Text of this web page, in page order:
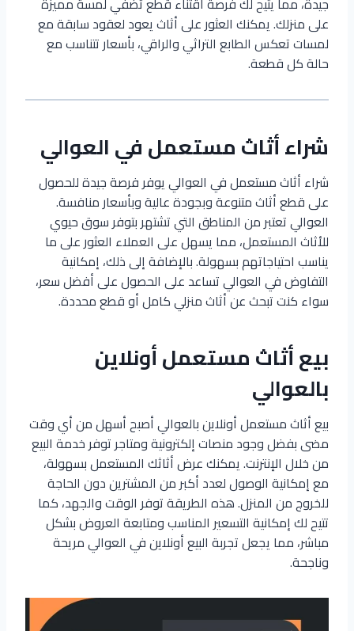
على منزلك. يمكنك العثور على أثاث يعود لعقود سابقة مع
لمسات تعكس الطابع التراثي والراقي، بأسعار تتناسب مع
حالة كل قطعة.
شراء أثاث مستعمل في العوالي
شراء أثاث مستعمل في العوالي يوفر فرصة جيدة للحصول
على قطع أثاث متنوعة وبجودة عالية وبأسعار منافسة.
العوالي تعتبر من المناطق التي تشتهر بتوفر سوق حيوي
للأثاث المستعمل، مما يسهل على العملاء العثور على ما
يناسب احتياجاتهم بسهولة. بالإضافة إلى ذلك، إمكانية
التفاوض في العوالي تساعد على الحصول على أفضل سعر،
سواء كنت تبحث عن أثاث منزلي كامل أو قطع محددة.
بيع أثاث مستعمل أونلاين
بالعوالي
بيع أثاث مستعمل أونلاين بالعوالي أصبح أسهل من أي وقت
مضى بفضل وجود منصات إلكترونية ومتاجر توفر خدمة البيع
من خلال الإنترنت. يمكنك عرض أثاثك المستعمل بسهولة،
مع إمكانية الوصول لعدد أكبر من المشترين دون الحاجة
للخروج من المنزل. هذه الطريقة توفر الوقت والجهد، كما
تتيح لك إمكانية التسعير المناسب ومتابعة العروض بشكل
مباشر، مما يجعل تجربة البيع أونلاين في العوالي مريحة
وناجحة.